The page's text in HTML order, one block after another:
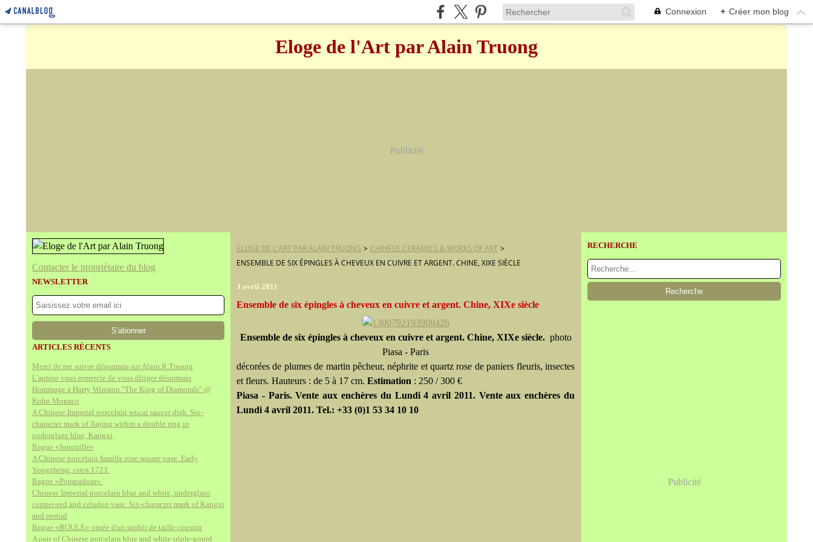
Connexion + Créer mon blog
Eloge de l'Art par Alain Truong
Publicité
Contacter le propriétaire du blog
NEWSLETTER
ARTICLES RÉCENTS
Merci de me suivre désormais sur Alain.R.Truong
L'auteur vous remercie de vous diriger désormais
Hommage à Harry Winston "The King of Diamonds" @
Kohn Monaco
A Chinese Imperial porcelain wucai saucer dish. Six-
character mark of Jiajing within a double ring in
underglaze blue, Kangxi,
Bague «Jonquille»
A Chinese porcelain famille rose square vase. Early
Yongzheng, circa 1723.
Bague «Pompadour».
Chinese Imperial porcelain blue and white, underglaze
copper-red and celadon vase. Six-character mark of Kangxi
and period
Bague «BOULE» ornée d'un saphir de taille coussin
A pair of Chinese porcelain blue and white triple-gourd
ELOGE DE L'ART PAR ALAIN TRUONG > CHINESE CERAMICS & WORKS OF ART >
ENSEMBLE DE SIX ÉPINGLES À CHEVEUX EN CUIVRE ET ARGENT. CHINE, XIXE SIÈCLE
3 avril 2011
Ensemble de six épingles à cheveux en cuivre et argent. Chine, XIXe siècle
Ensemble de six épingles à cheveux en cuivre et argent. Chine, XIXe siècle. photo
Piasa - Paris
décorées de plumes de martin pêcheur, néphrite et quartz rose de paniers fleuris, insectes
et fleurs. Hauteurs : de 5 à 17 cm. Estimation : 250 / 300 €
Piasa - Paris. Vente aux enchères du Lundi 4 avril 2011. Vente aux enchères du
Lundi 4 avril 2011. Tel.: +33 (0)1 53 34 10 10
RECHERCHE
Publicité